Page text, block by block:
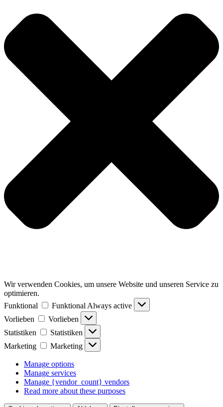
Wir verwenden Cookies, um unsere Website und unseren Service zu
optimieren.
Funktional
Funktional Always active
Vorlieben
Vorlieben
Statistiken
Statistiken
Marketing
Marketing
Manage options
Manage services
Manage {vendor_count} vendors
Read more about these purposes